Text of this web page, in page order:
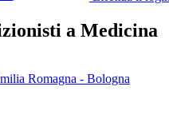
a Medicina
Romagna - Bologna